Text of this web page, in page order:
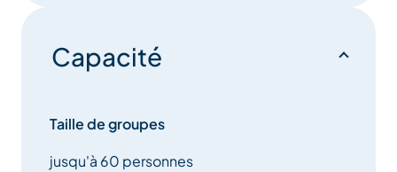
Capacité
Taille de groupes
jusqu'à 60 personnes